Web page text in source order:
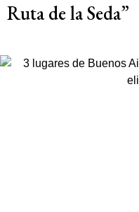
Ruta de la Seda”